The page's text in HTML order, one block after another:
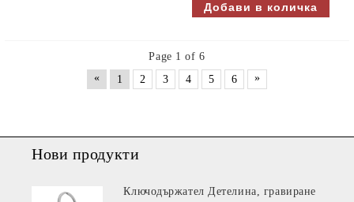
Page 1 of 6
«
1 2 3 4 5 6 »
Нови продукти
Ключодържател Детелина, гравиране